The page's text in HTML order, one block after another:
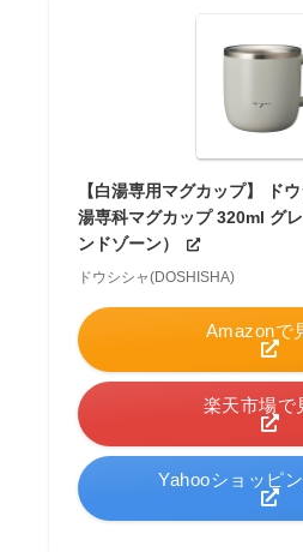
【白湯専用マグカップ】 ド
湯専科マグカップ 320ml グ
ンドゾーン）
ドウシシャ(DOSHISHA)
Amazonで
楽天市場で
Yahooショッピ